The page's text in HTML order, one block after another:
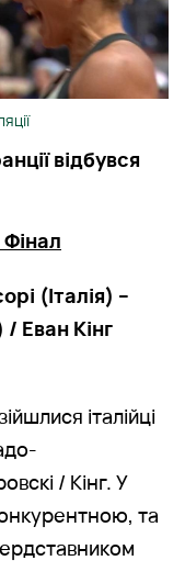
відбувся
(Італія) –
Еван Кінг
італійці
/ Кінг. У
та